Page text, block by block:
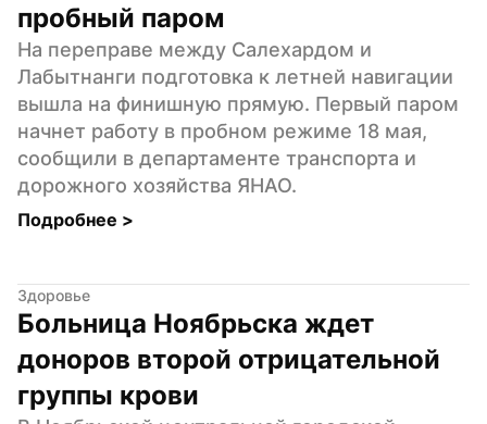
пробный паром
На переправе между Салехардом и
Лабытнанги подготовка к летней навигации
вышла на финишную прямую. Первый паром
начнет работу в пробном режиме 18 мая,
сообщили в департаменте транспорта и
дорожного хозяйства ЯНАО.
Подробнее >
Здоровье
Больница Ноябрьска ждет
доноров второй отрицательной
группы крови